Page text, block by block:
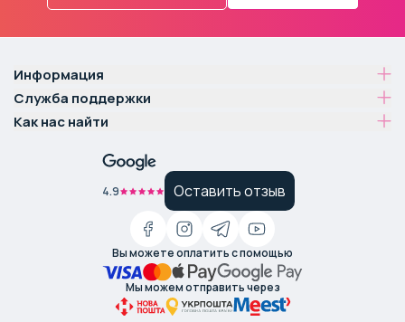
Информация
Служба поддержки
Как нас найти
4.9 Оставить отзыв
Вы можете оплатить с помощью
Мы можем отправить через